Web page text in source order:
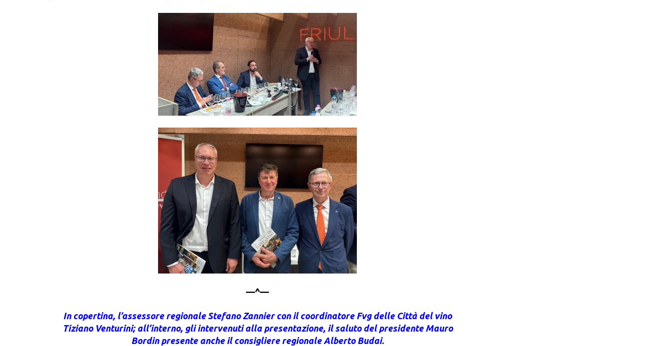
—^—
In copertina, l’assessore regionale Stefano Zannier con il coordinatore Fvg delle Città del vino
Tiziano Venturini; all’interno, gli intervenuti alla presentazione, il saluto del presidente Mauro
Bordin presente anche il consigliere regionale Alberto Budai.